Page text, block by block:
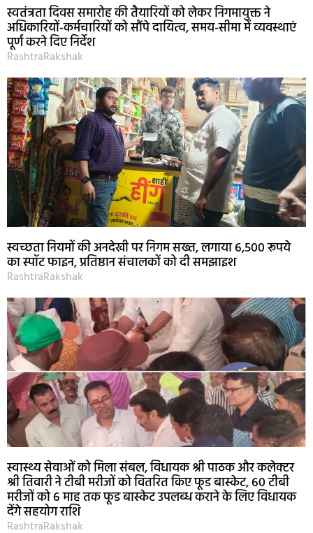
स्वतंत्रता दिवस समारोह की तैयारियों को लेकर निगमायुक्त ने
अधिकारियों-कर्मचारियों को सौंपे दायित्व, समय-सीमा में व्यवस्थाएं
पूर्ण करने दिए निर्देश
RashtraRakshak
स्वच्छता नियमों की अनदेखी पर निगम सख्त, लगाया 6,500 रूपये
का स्पॉट फाइन, प्रतिष्ठान संचालकों को दी समझाइश
RashtraRakshak
स्वास्थ्य सेवाओं को मिला संबल, विधायक श्री पाठक और कलेक्टर
श्री तिवारी ने टीबी मरीजों को वितरित किए फूड बास्केट, 60 टीबी
मरीजों को 6 माह तक फूड बास्केट उपलब्ध कराने के लिए विधायक
देंगे सहयोग राशि
RashtraRakshak